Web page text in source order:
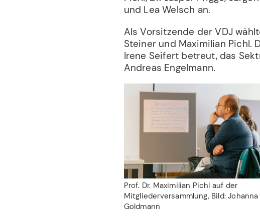
und Lea Welsch an.
Als Vorsitzende der VDJ
Steiner und Maximilian Pichl.
Irene Seifert betreut, das
Andreas Engelmann.
Prof. Dr. Maximilian Pichl auf der
Mitgliederversammlung, Bild: Johanna
Goldmann